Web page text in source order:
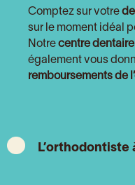
Comptez sur votre
sur le moment idéal
Notre centre
également vous
remboursements de
L’orthodontiste